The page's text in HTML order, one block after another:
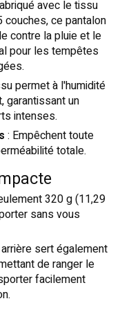
avec le tissu
ce pantalon
contre la pluie et le
pour les tempêtes
permet à l'humidité
garantissant un
intenses.
: Empêchent toute
totale.
320 g (11,29
sans vous
sert également
de ranger le
facilement